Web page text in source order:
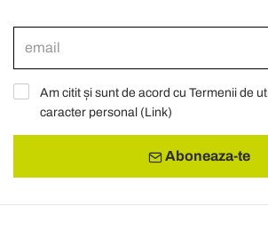
Am citit și sunt de acord cu Termenii de
caracter personal (Link)
Aboneaza-te